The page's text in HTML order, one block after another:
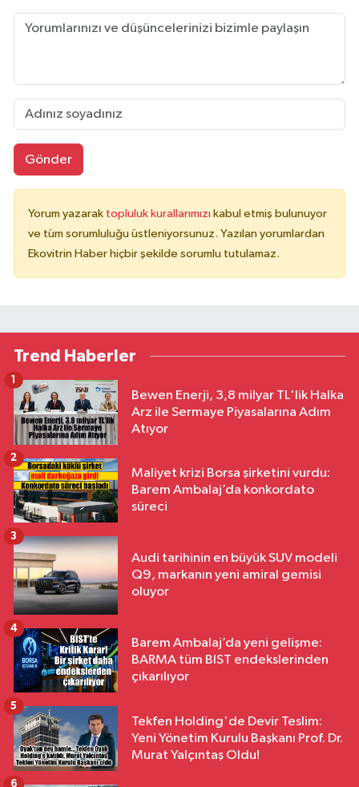
Gönder
Yorum yazarak topluluk kurallarımızı kabul etmiş bulunuyor
ve tüm sorumluluğu üstleniyorsunuz. Yazılan yorumlardan
Ekovitrin Haber hiçbir şekilde sorumlu tutulamaz.
Trend Haberler
Bewen Enerji, 3,8 milyar TL'lik Halka
Arz ile Sermaye Piyasalarına Adım
Atıyor
1
Maliyet krizi Borsa şirketini vurdu:
Barem Ambalaj’da konkordato
süreci
2
Audi tarihinin en büyük SUV modeli
Q9, markanın yeni amiral gemisi
oluyor
3
Barem Ambalaj’da yeni gelişme:
BARMA tüm BIST endekslerinden
çıkarılıyor
4
Tekfen Holding'de Devir Teslim:
Yeni Yönetim Kurulu Başkanı Prof. Dr.
Murat Yalçıntaş Oldu!
5
6